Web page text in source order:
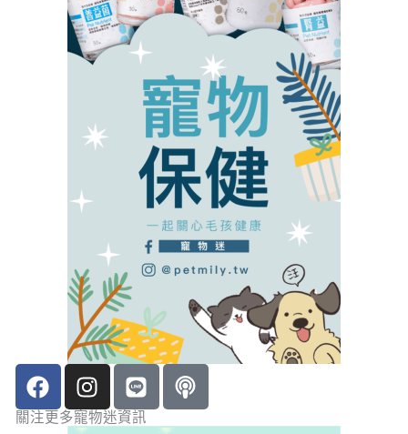
F
a
c
I
n
s
L
i
n
P
o
d
關注更多寵物迷資訊